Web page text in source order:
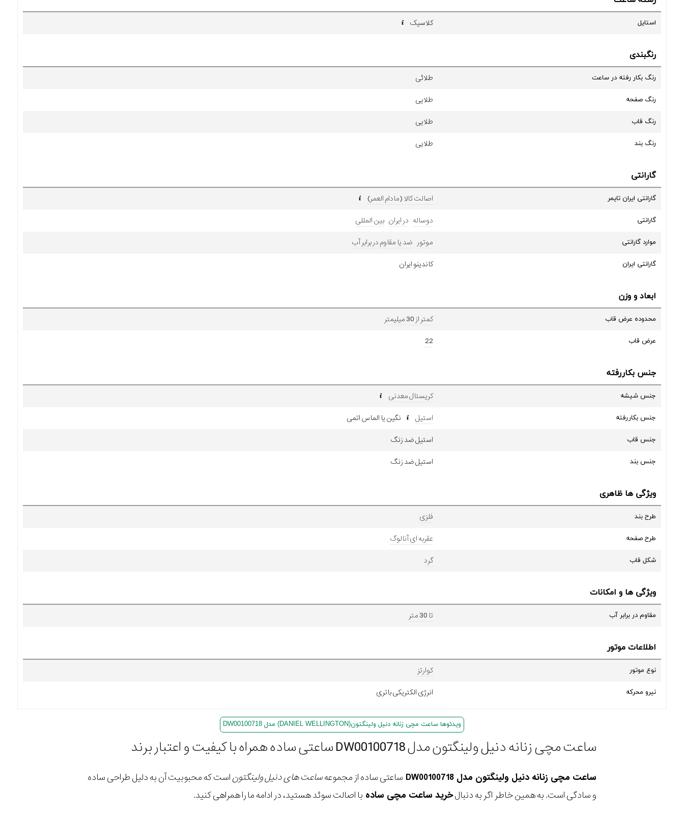
استایل کلاسیک
رنگبندی
رنگ بکار رفته در ساعت طلائی
رنگ صفحه طلایی
رنگ قاب طلایی
رنگ بند طلایی
گارانتی
گارانتی ایران تایمر اصالت کالا (مادام العمر)
گارانتی دوساله در ایران بین المللی
موارد گارانتی موتور ضد یا مقاوم در برابر آب
گارانتی ایران کاندینو ایران
ابعاد و وزن
محدوده عرض قاب کمتر از 30 میلیمتر
عرض قاب 22
جنس بکاررفته
جنس شیشه کریستال معدنی
جنس بکاررفته استیل نگین یا الماس اتمی
جنس قاب استیل ضد زنگ
جنس بند استیل ضد زنگ
ویژگی ها ظاهری
طرح بند فلزی
طرح صفحه عقربه ای آنالوگ
شکل قاب گرد
ویژگی ها و امکانات
مقاوم در برابر آب تا 30 متر
اطلاعات موتور
نوع موتور کوارتز
نیرو محرکه انرژی الکتریکی باتری
ویدئوها ساعت مچی زنانه دنیل ولینگتون(DANIEL WELLINGTON) مدل DW00100718
ساعت مچی زنانه دنیل ولینگتون مدل DW00100718 ساعتی ساده همراه با کیفیت و اعتبار برند
ساعت مچی زنانه دنیل ولینگتون مدل DW00100718 ساعتی ساده از مجموعهساعت های دنیل ولینگتوناست که محبوبیت آن به دلیل طراحی ساده
و سادگی است. به همین خاطر اگر به دنبالخرید ساعت مچی ساده با اصالت سوئد هستید، در ادامه ما را همراهی کنید.